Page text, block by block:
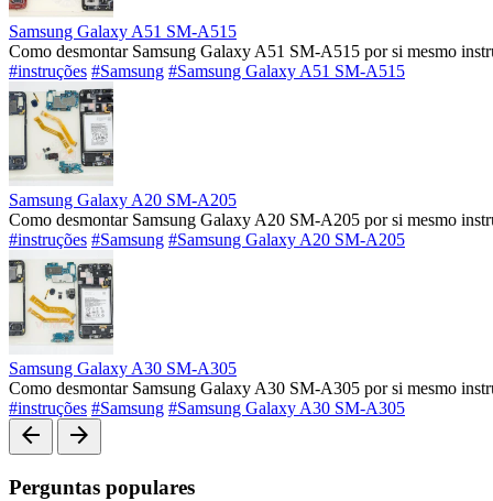
Samsung Galaxy A51 SM-A515
Como desmontar Samsung Galaxy A51 SM-A515 por si mesmo
#instruções #Samsung #Samsung Galaxy A51 SM-A515
Samsung Galaxy A20 SM-A205
Como desmontar Samsung Galaxy A20 SM-A205 por si mesmo
#instruções #Samsung #Samsung Galaxy A20 SM-A205
Samsung Galaxy A30 SM-A305
Como desmontar Samsung Galaxy A30 SM-A305 por si mesmo
#instruções #Samsung #Samsung Galaxy A30 SM-A305
arrow_back arrow_forward
Perguntas populares